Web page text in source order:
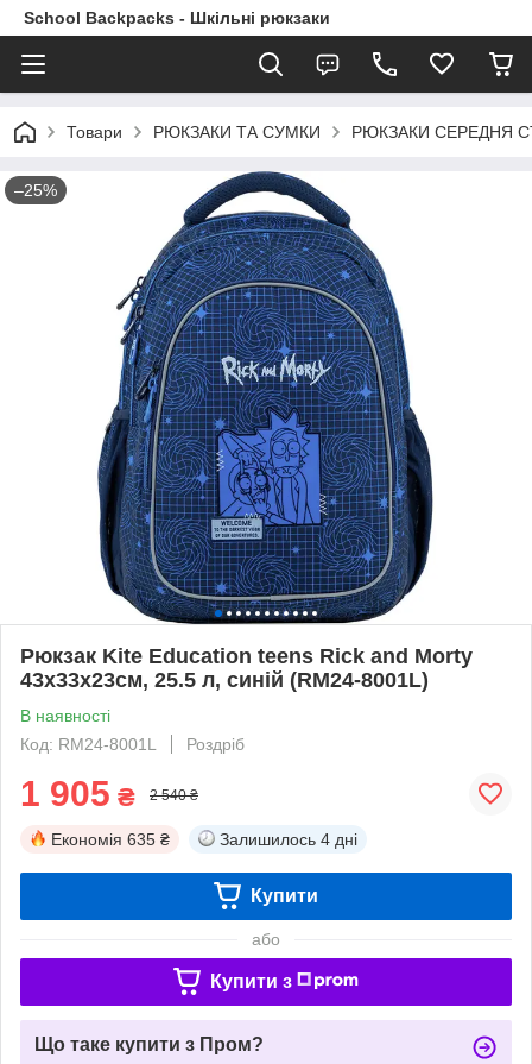
School Backpacks - Шкільні рюкзаки
Товари РЮКЗАКИ ТА СУМКИ РЮКЗАКИ СЕРЕДНЯ
–25%
Рюкзак Kite Education teens Rick and Morty
43x33x23см, 25.5 л, синій (RM24-8001L)
В наявності
Код: RM24-8001L
Роздріб
1 905 ₴ 2 540 ₴
Економія 635 ₴ Залишилось 4 дні
Купити
або
Купити з
Що таке купити з Пром?